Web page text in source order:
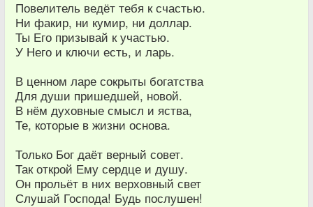
Повелитель ведёт тебя к счастью.
Ни факир, ни кумир, ни доллар.
Ты Его призывай к участью.
У Него и ключи есть, и ларь.
В ценном ларе сокрыты богатства
Для души пришедшей, новой.
В нём духовные смысл и яства,
Те, которые в жизни основа.
Только Бог даёт верный совет.
Так открой Ему сердце и душу.
Он прольёт в них верховный свет
Слушай Господа! Будь послушен!